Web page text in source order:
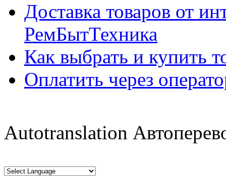
Доставка товаров от
РемБытТехника
Как выбрать и купить
Оплатить через
Autotranslation